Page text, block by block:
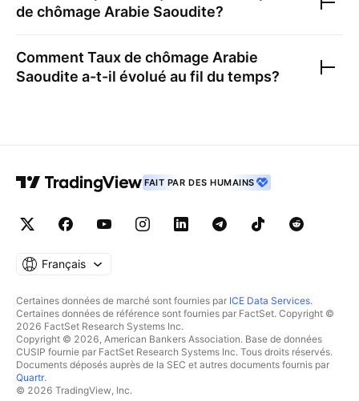
de chômage Arabie Saoudite?
Comment Taux de chômage Arabie
Saoudite a-t-il évolué au fil du temps?
FAIT PAR DES HUMAINS
Français
Certaines données de marché sont fournies par ICE Data Services.
Certaines données de référence sont fournies par FactSet. Copyright ©
2026 FactSet Research Systems Inc.
Copyright © 2026, American Bankers Association. Base de données
CUSIP fournie par FactSet Research Systems Inc. Tous droits réservés.
Documents déposés auprès de la SEC et autres documents fournis par
Quartr.
© 2026 TradingView, Inc.